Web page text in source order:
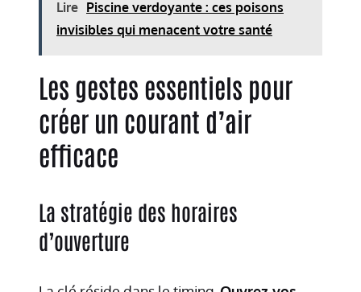
Lire Piscine verdoyante : ces poisons
invisibles qui menacent votre santé
Les gestes essentiels pour
créer un courant d’air
efficace
La stratégie des horaires
d’ouverture